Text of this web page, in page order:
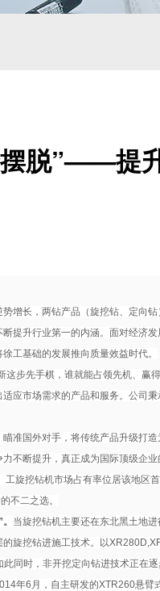
脱”——提
增长，两钻产品（旋挖钻、定向
提升行业第一的内涵。面对经济
工基础的发展推向质量效益时代。
步先手棋，谁就能占领先机、赢
应市场需求的产品和服务。公司
瞄准国外对手，将传统产品升级打
不断提升，真正成为国际顶级企
该地区首位。一些主
不二之选。
当旋挖钻机主要还在东北黑土地
旋挖钻进施工技术。以
同时，非开挖定向钻进技术正在
年6月，自主研发的XTR260悬